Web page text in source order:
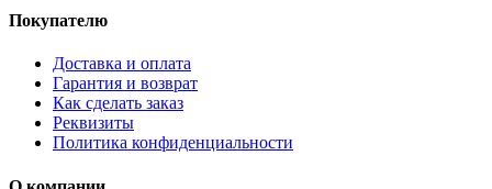
Покупателю
Доставка и оплата
Гарантия и возврат
Как сделать заказ
Реквизиты
Политика конфиденциальности